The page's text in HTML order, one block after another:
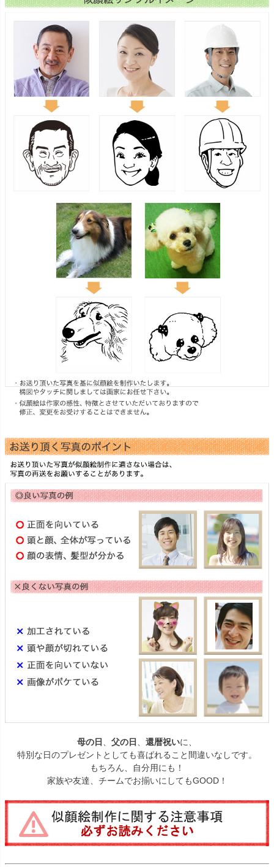
母の日 父の日 還暦祝いに、
特別な日のプレゼントとしても喜ばれること間違いなしです。
もちろん、自分用にも！
家族や友達、チームでお揃いにしてもGOOD！